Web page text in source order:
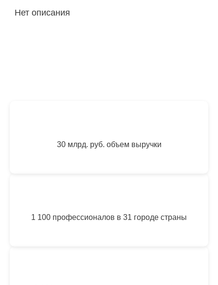
Нет описания
30 млрд. руб. объем выручки
1 100 профессионалов в 31 городе страны